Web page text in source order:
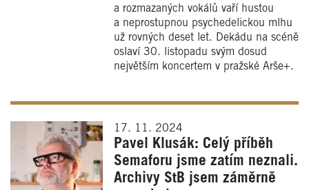
a rozmazaných vokálů vaří hustou
a neprostupnou psychedelickou mlhu
už rovných deset let. Dekádu na scéně
oslaví 30. listopadu svým dosud
největším koncertem v pražské Arše+.
17. 11. 2024
Pavel Klusák: Celý příběh
Semaforu jsme zatím neznali.
Archivy StB jsem záměrně